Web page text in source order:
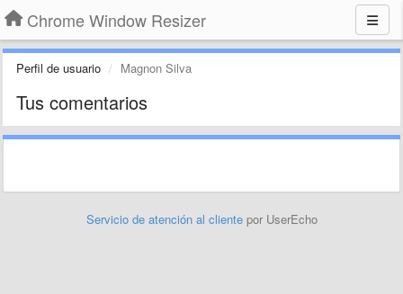
Chrome Window Resizer
Perfil de usuario Magnon Silva
Tus comentarios
Servicio de atención al cliente por UserEcho